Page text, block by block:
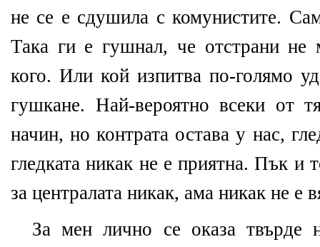
не се е сдушила с комунистите.
Така ги е гушнал, че отстрани не
кого. Или кой изпитва по-голямо
гушкане. Най-вероятно всеки от
начин, но контрата остава у нас,
гледката никак не е приятна. Пък и
за централата никак, ама никак не е
За мен лично се оказа твърде